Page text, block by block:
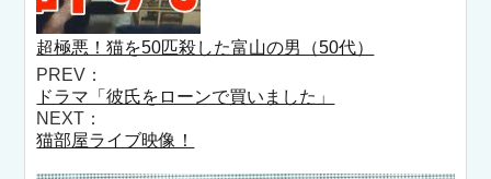
超極悪！猫を50匹殺した富山の男（50代）
PREV：
ドラマ「彼氏をローンで買いました」
NEXT：
猫部屋ライブ映像！